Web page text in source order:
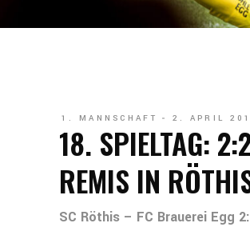
1. MANNSCHAFT 2. APRIL
18. SPIELTAG:
REMIS IN
SC Röthis – FC Brauerei Egg